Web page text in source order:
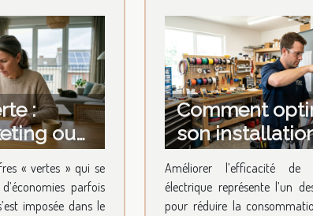
:
ou
« vertes » qui se
parfois
imposée dans le
Comment
son
électrique
efficacité
Améliorer l’efficacité de
électrique représente l’un
pour réduire la